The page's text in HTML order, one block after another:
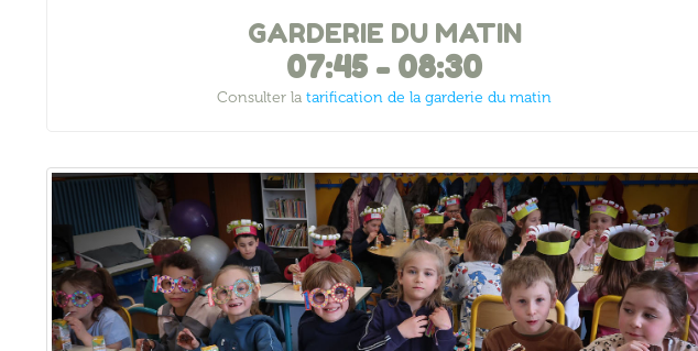
GARDERIE DU MATIN
07:45 - 08:30
Consulter latarification de la garderie du matin